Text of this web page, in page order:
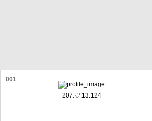
001
207.♡.13.124